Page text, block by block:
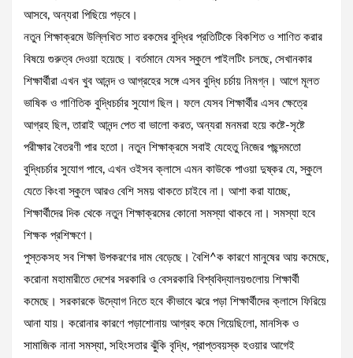
আসবে, অন্যরা পিছিয়ে পড়বে।
নতুন শিক্ষাক্রমে উল্লিখিত সাত রকমের বুদ্ধির প্রতিটিকে বিকশিত ও শাণিত করার
বিষয়ে গুরুত্ব দেওয়া হয়েছে। বর্তমানে যেসব স্কুলে পাইলটিং চলছে, সেখানকার
শিক্ষার্থীরা এখন খুব আনন্দ ও আগ্রহের সঙ্গে এসব বুদ্ধি চর্চায় নিমগ্ন। আগে মূলত
ভাষিক ও গাণিতিক বুদ্ধিচর্চার সুযোগ ছিল। ফলে যেসব শিক্ষার্থীর এসব ক্ষেত্রে
আগ্রহ ছিল, তারাই আনন্দ পেত বা ভালো করত, অন্যরা মনমরা হয়ে কষ্টে-সৃষ্টে
পরীক্ষার বৈতরণী পার হতো। নতুন শিক্ষাক্রমে সবাই যেহেতু নিজের পছন্দমতো
বুদ্ধিচর্চার সুযোগ পাবে, এখন ওইসব ক্লাসে এমন কাউকে পাওয়া দুষ্কর যে, স্কুলে
যেতে কিংবা স্কুলে আরও বেশি সময় থাকতে চাইবে না। আশা করা যাচ্ছে,
শিক্ষার্থীদের দিক থেকে নতুন শিক্ষাক্রমের কোনো সমস্যা থাকবে না। সমস্যা হবে
শিক্ষক প্রশিক্ষণে।
পুস্তকসহ সব শিক্ষা উপকরণের দাম বেড়েছে। বৈশি^ক কারণে মানুষের আয় কমেছে,
করোনা মহামারীতে দেশের সরকারি ও বেসরকারি বিশ্ববিদ্যালয়গুলোয় শিক্ষার্থী
কমেছে। সরকারকে উদ্যোগ নিতে হবে কীভাবে ঝরে পড়া শিক্ষার্থীদের ক্লাসে ফিরিয়ে
আনা যায়। করোনার কারণে পড়াশোনায় আগ্রহ কমে গিয়েছিলো, মানসিক ও
সামাজিক নানা সমস্যা, সহিংসতার ঝুঁকি বৃদ্ধি, প্রাপ্তবয়স্ক হওয়ার আগেই